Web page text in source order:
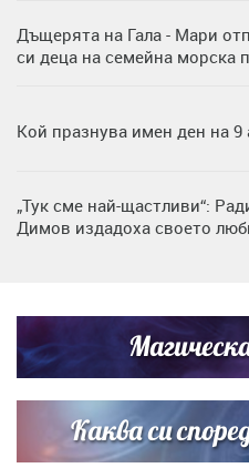
Дъщерята на Гала - Мари
си деца на семейна морска
Кой празнува имен ден на 9
„Тук сме най-щастливи“:
Димов издадоха своето
Братя Аргирови я
Каква си